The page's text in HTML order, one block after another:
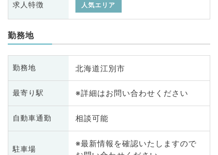
求人特徴 人気エリア
勤務地
勤務地 北海道江別市
最寄り駅 ※詳細はお問い合わせください
自動車通勤 相談可能
駐車場
※最新情報を確認いたしますので